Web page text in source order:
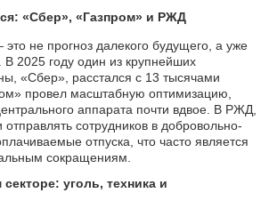
«Сбер», «Газпром» и РЖД
не прогноз далекого будущего, а уже
В 2025 году один из крупнейших
«Сбер», расстался с 13 тысячами
провел масштабную оптимизацию,
аппарата почти вдвое. В РЖД,
отправлять сотрудников в добровольно-
отпуска, что часто является
сокращениям.
уголь, техника и